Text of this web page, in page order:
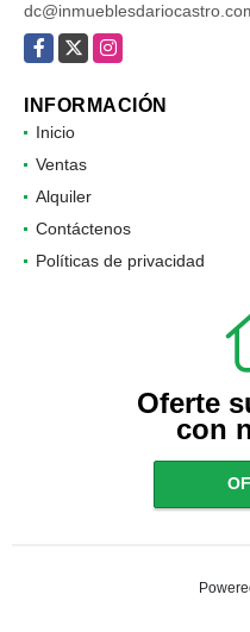
Facebook
X Instagram
INFORMACIÓN
Inicio
Ventas
Alquiler
Contáctenos
Políticas de privacidad
Oferte
con